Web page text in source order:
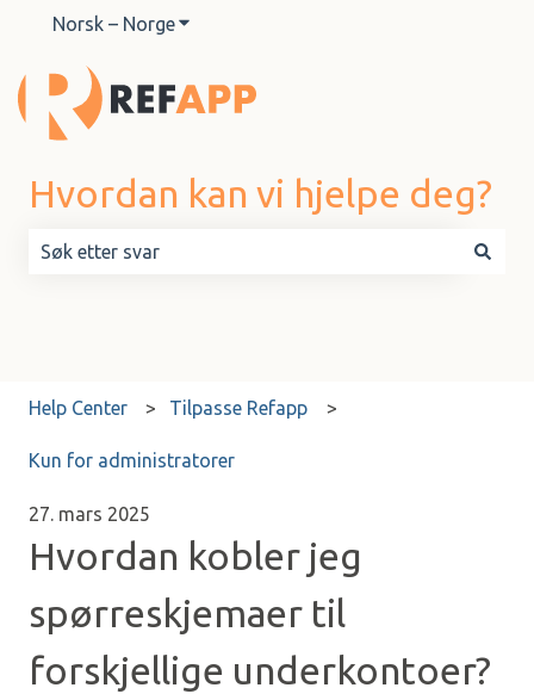
Norsk – NorgeVis undermeny for oversettelser
Hvordan kan vi hjelpe deg?
Help Center Tilpasse Refapp
Kun for administratorer
27. mars 2025
Hvordan kobler jeg
spørreskjemaer til
forskjellige underkontoer?